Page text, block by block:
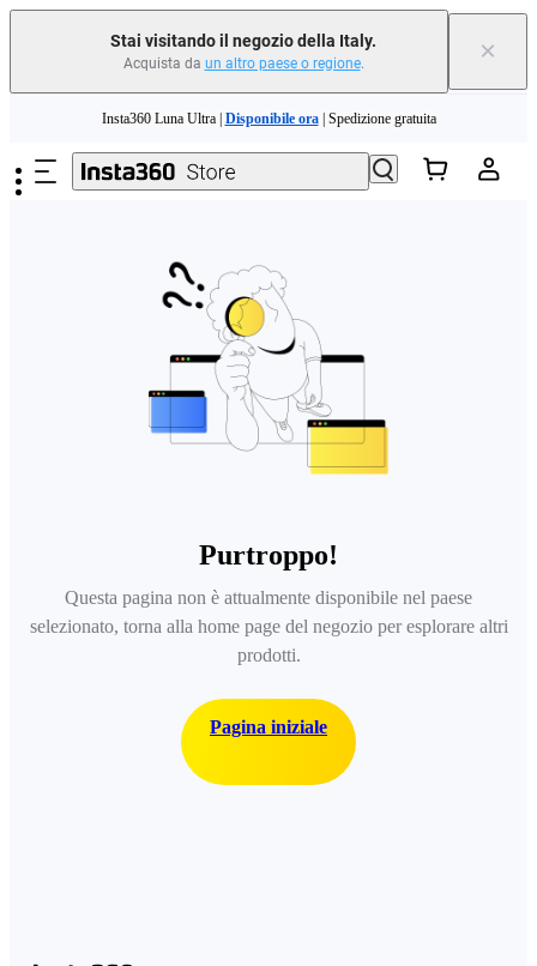
Stai visitando il negozio della Italy.
Acquista da un altro paese o regione. ×
Insta360 Luna Ultra | Disponibile ora| Spedizione gratuita
Permuta il tuo vecchio dispositivo e ottieni denaro per il tuo nuovo acquisto.｜
Scopri di più
Need shopping help? |
Insta360 Luna Ultra |Disponibile ora
Purtroppo!
Questa pagina non è attualmente disponibile nel paese
selezionato, torna alla home page del negozio per esplorare altri
prodotti.
Pagina iniziale